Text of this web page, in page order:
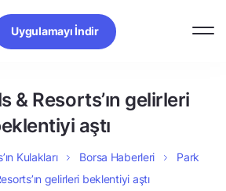
Uygulamayı İndir
& Resorts’ın gelirleri
aştı
Kulakları Borsa Haberleri
Park
gelirleri beklentiyi aştı